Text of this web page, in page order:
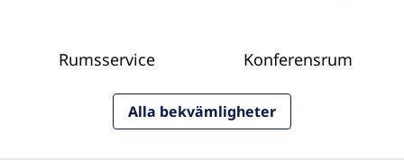
Rumsservice Konferensrum
Alla bekvämligheter